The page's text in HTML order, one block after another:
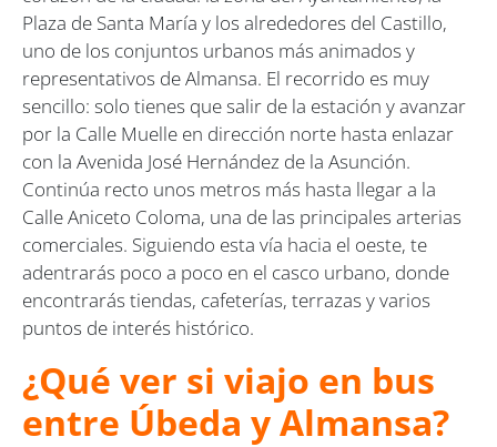
Plaza de Santa María y los alrededores del Castillo,
uno de los conjuntos urbanos más animados y
representativos de Almansa. El recorrido es muy
sencillo: solo tienes que salir de la estación y avanzar
por la Calle Muelle en dirección norte hasta enlazar
con la Avenida José Hernández de la Asunción.
Continúa recto unos metros más hasta llegar a la
Calle Aniceto Coloma, una de las principales arterias
comerciales. Siguiendo esta vía hacia el oeste, te
adentrarás poco a poco en el casco urbano, donde
encontrarás tiendas, cafeterías, terrazas y varios
puntos de interés histórico.
¿Qué ver si viajo en bus
entre Úbeda y Almansa?